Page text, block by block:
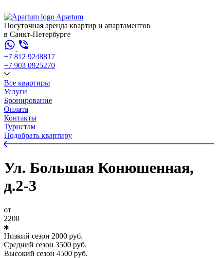
Apartum
Посуточная аренда квартир и апартаментов
в Санкт-Петербурге
+7 812 9248817
+7 903 0925270
Все квартиры
Услуги
Бронирование
Оплата
Контакты
Туристам
Подобрать квартиру
Ул. Большая Конюшенная,
д.2-3
от
2200
Низкий сезон 2000 руб.
Средний сезон 3500 руб.
Высокий сезон 4500 руб.